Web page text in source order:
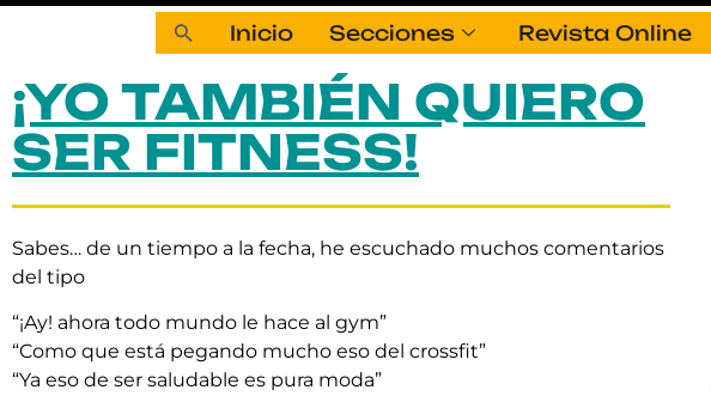
Inicio Secciones Revista Online
¡YO TAMBIÉN QUIERO
SER FITNESS!
Sabes… de un tiempo a la fecha, he escuchado muchos comentarios
del tipo
“¡Ay! ahora todo mundo le hace al gym”
“Como que está pegando mucho eso del crossfit”
“Ya eso de ser saludable es pura moda”